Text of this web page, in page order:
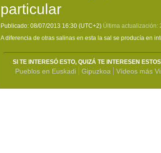
particular
Publicado: 08/07/2013 16:30 (UTC+2) Última actualización:
A diferencia de otras salinas en esta la sal se producía en
SI TE INTERESÓ ESTO, QUIZÁ TE INTERESEN
Pueblos en Euskadi Gipuzkoa Vídeos más